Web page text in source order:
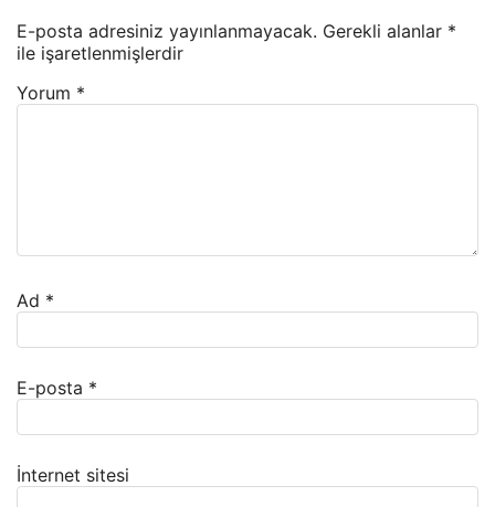
E-posta adresiniz yayınlanmayacak. Gerekli alanlar *
ile işaretlenmişlerdir
Yorum *
Ad *
E-posta *
İnternet sitesi